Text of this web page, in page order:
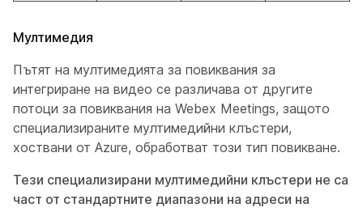
Мултимедия
Пътят на мултимедията за повиквания за
интегриране на видео се различава от другите
потоци за повиквания на Webex Meetings, защото
специализираните мултимедийни клъстери,
хоствани от Azure, обработват този тип повикване.
Тези специализирани мултимедийни клъстери не са
част от стандартните диапазони на адреси на